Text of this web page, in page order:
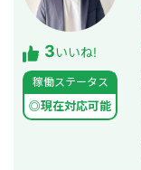
3いいね!
稼働ステータス
◎現在対応可能